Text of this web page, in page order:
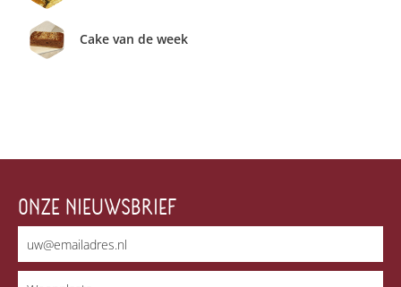
Cake van de week
ONZE NIEUWSBRIEF